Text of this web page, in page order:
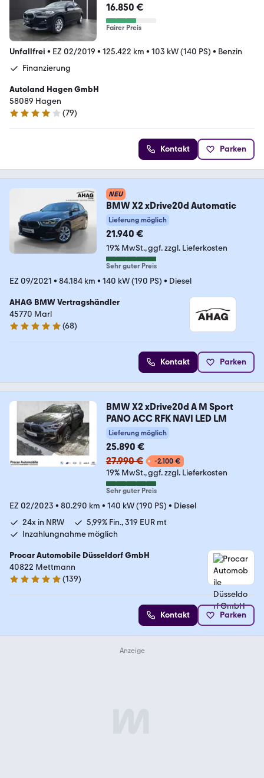
GARANTIE*
16.850 €
Fairer Preis
Unfallfrei • EZ 02/2019 • 125.422 km • 103 kW (140 PS) • Benzin
Finanzierung
Autoland Hagen GmbH
58089 Hagen
4 Sterne
(79)
Kontakt Parken
NEU
BMW X2 xDrive20d Automatic
Lieferung möglich
21.940 €
19% MwSt. ggf. zzgl. Lieferkosten
Sehr guter Preis
EZ 09/2021 • 84.184 km • 140 kW (190 PS) • Diesel
AHAG BMW Vertragshändler
45770 Marl
5 Sterne
(68)
Kontakt Parken
BMW X2 xDrive20d A M Sport
PANO ACC RFK NAVI LED LM
Lieferung möglich
25.890 €
27.990 €
-2.100 €
19% MwSt. ggf. zzgl. Lieferkosten
Sehr guter Preis
EZ 02/2023 • 80.290 km • 140 kW (190 PS) • Diesel
24x in NRW
5,99% Fin., 319 EUR mt
Inzahlungnahme möglich
Procar Automobile Düsseldorf GmbH
40822 Mettmann
4.9 Sterne
(139)
Kontakt Parken